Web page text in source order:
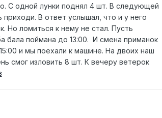
С одной лунки поднял 4 шт. В следующей
В ответ услышал, что и у него
Но ломиться к нему не стал. Пусть
бала поймана до 13:00. И смена приманок
и мы поехали к машине. На двоих наш
смог изловить 8 шт. К вечеру ветерок